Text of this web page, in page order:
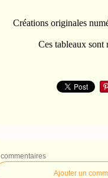
Créations originales
Ces tableaux sont
commentaires
Ajouter un